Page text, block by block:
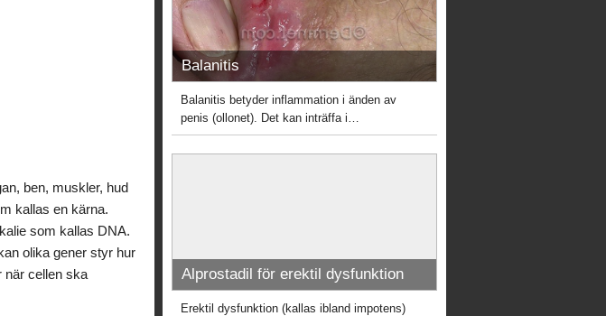
ben, muskler, hud
kallas en kärna.
som kallas DNA.
olika gener styr hur
när cellen ska
Balanitis
Balanitis betyder inflammation i änden av
penis (ollonet). Det kan inträffa i…
Alprostadil för erektil dysfunktion
Erektil dysfunktion (kallas ibland impotens)